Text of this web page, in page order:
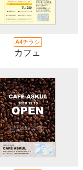
A4チラシ
カフェ